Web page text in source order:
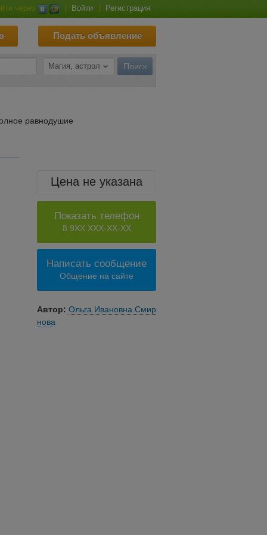
через Войти Регистрация
Подать объявление
равнодушие
Цена не указана
Показать телефон
8 9XX XXX-XX-XX
Написать сообщение
Общение на сайте
Автор: Ольга Ивановна Смир
нова